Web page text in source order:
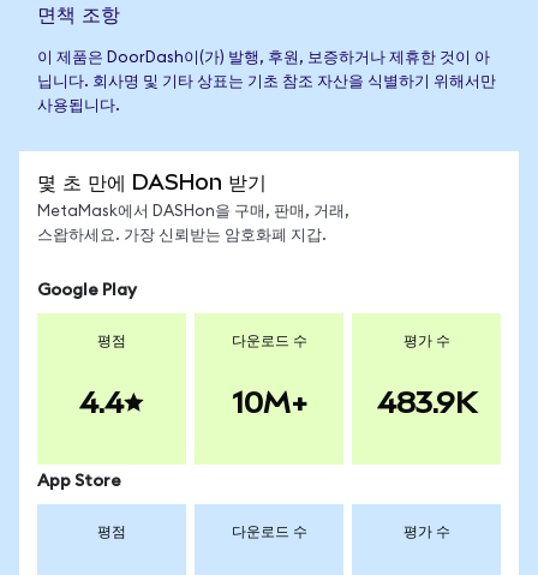
면책 조항
이 제품은 DoorDash이(가) 발행, 후원, 보증하거나 제휴한 것이 아
닙니다. 회사명 및 기타 상표는 기초 참조 자산을 식별하기 위해서만
사용됩니다.
몇 초 만에 DASHon 받기
MetaMask에서 DASHon을 구매, 판매, 거래,
스왑하세요. 가장 신뢰받는 암호화폐 지갑.
Google Play
평점
4.4
다운로드 수
10M+
평가 수
483.9K
App Store
평점 다운로드 수 평가 수